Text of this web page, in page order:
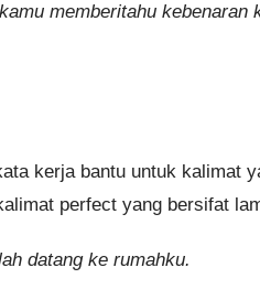
memberitahu kebenaran
kerja bantu untuk kalimat
perfect yang bersifat
datang ke rumahku.